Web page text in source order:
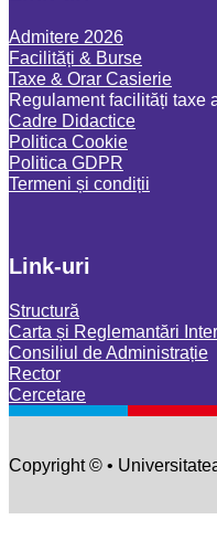
Admitere 2026
Facilități & Burse
Taxe & Orar Casierie
Regulament facilități taxe
Cadre Didactice
Politica Cookie
Politica GDPR
Termeni și condiții
Link-uri
Structură
Carta și Reglemantări
Consiliul de Administrație
Rector
Cercetare
Copyright © •